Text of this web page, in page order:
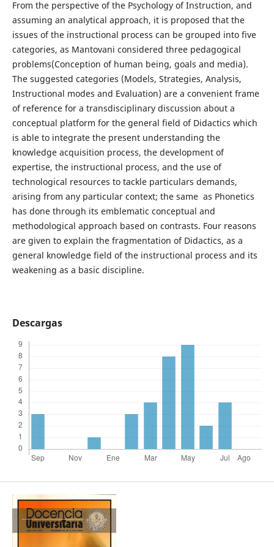
From the perspective of the Psychology of Instruction, and
assuming an analytical approach, it is proposed that the
issues of the instructional process can be grouped into five
categories, as Mantovani considered three pedagogical
problems(Conception of human being, goals and media).
The suggested categories (Models, Strategies, Analysis,
Instructional modes and Evaluation) are a convenient frame
of reference for a transdisciplinary discussion about a
conceptual platform for the general field of Didactics which
is able to integrate the present understanding the
knowledge acquisition process, the development of
expertise, the instructional process, and the use of
technological resources to tackle particulars demands,
arising from any particular context; the same as Phonetics
has done through its emblematic conceptual and
methodological approach based on contrasts. Four reasons
are given to explain the fragmentation of Didactics, as a
general knowledge field of the instructional process and its
weakening as a basic discipline.
Descargas